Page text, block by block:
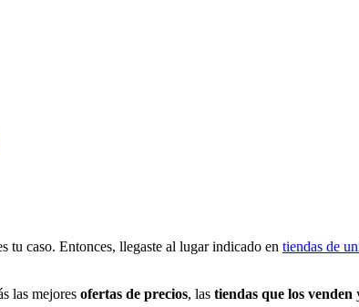
tu caso. Entonces, llegaste al lugar indicado en tiendas de
las mejores ofertas de precios, las tiendas que los venden